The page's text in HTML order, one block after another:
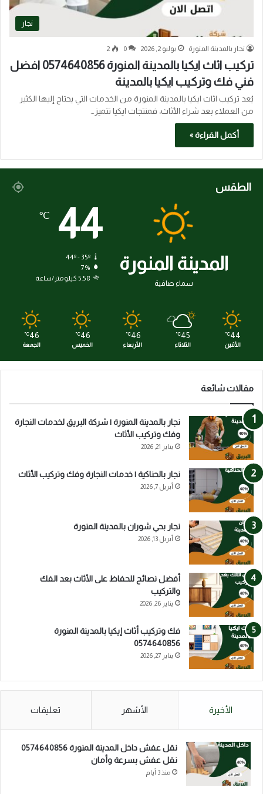
نجار
نجار بالمدينة المنورة يوليو 2, 2026 0
2
تركيب اثاث ايكيا بالمدينة المنورة 0574640856 افضل
فني فك وتركيب ايكيا بالمدينة
يُعد تركيب اثاث ايكيا بالمدينة المنورة من الخدمات التي يحتاج إليها الكثير
من العملاء بعد شراء الأثاث، فمنتجات ايكيا تتميز…
أكمل القراءة »
الطقس
المدينة المنورة
سماء صافية
44
℃
44º - 35º
7%
5.58 كيلومتر/ساعة
44
℃
الأثنين
45
℃
الثلاثاء
46
℃
الأربعاء
46
℃
الخميس
46
℃
الجمعة
مقالات شائعة
نجار بالمدينة المنورة | شركة البريق لخدمات النجارة
وفك وتركيب الأثاث
يناير 21, 2026
نجار بالحناكية | خدمات النجارة وفك وتركيب الأثاث
أبريل 7, 2026
نجار بحي شوران بالمدينة المنورة
أبريل 13, 2026
أفضل نصائح للحفاظ على الأثاث بعد الفك
والتركيب
يناير 26, 2026
فك وتركيب أثاث إيكيا بالمدينة المنورة
0574640856
يناير 27, 2026
الأخيرة الأشهر تعليقات
نقل عفش داخل المدينة المنورة 0574640856
نقل عفش بسرعة وأمان
منذ 3 أيام